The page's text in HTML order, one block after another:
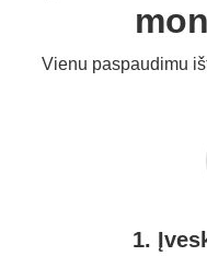
Vienu paspaudimu
1.